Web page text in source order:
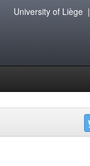
University of Liège|